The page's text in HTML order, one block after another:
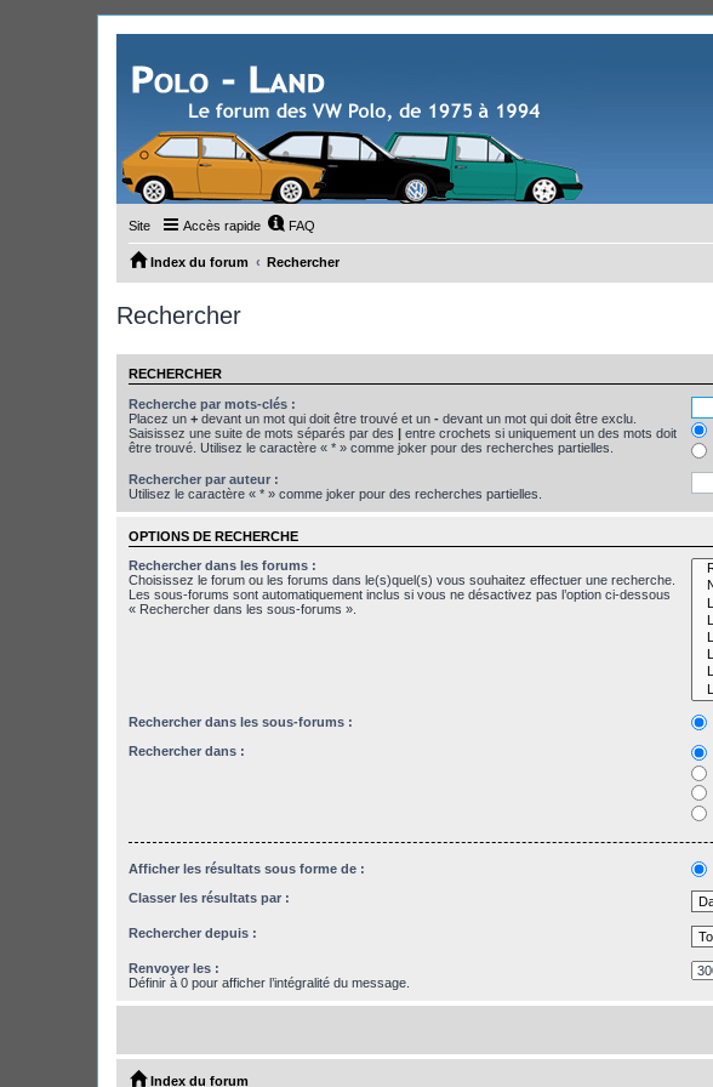
Site Accès rapide FAQ
Index du forum Rechercher
Rechercher
RECHERCHER
Recherche par mots-clés :
Placez un + devant un mot qui doit être trouvé et un - devant un mot qui doit être exclu.
Saisissez une suite de mots séparés par des | entre crochets si uniquement un des mots doit
être trouvé. Utilisez le caractère « * » comme joker pour des recherches partielles.
Rechercher par auteur :
Utilisez le caractère « * » comme joker pour des recherches partielles.
OPTIONS DE RECHERCHE
Rechercher dans les forums :
Choisissez le forum ou les forums dans le(s)quel(s) vous souhaitez effectuer une recherche.
Les sous-forums sont automatiquement inclus si vous ne désactivez pas l’option ci-dessous
« Rechercher dans les sous-forums ».
Rechercher dans les sous-forums :
Rechercher dans :
Afficher les résultats sous forme de :
Classer les résultats par :
Rechercher depuis :
Renvoyer les :
Définir à 0 pour afficher l’intégralité du message.
Index du forum